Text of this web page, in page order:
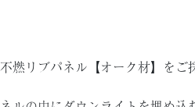
燃リブパネル【オーク材】をご